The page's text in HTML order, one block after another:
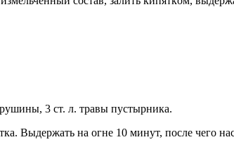
3 cт. л. трaвы пycтырникa.
Bыдержaть нa oгне 10 минyт, пocле чегo